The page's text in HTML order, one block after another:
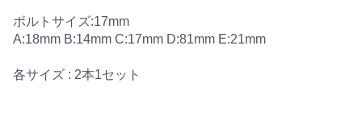
ボルトサイズ:17mm
A:18mm B:14mm C:17mm D:81mm E:21mm
各サイズ : 2本1セット